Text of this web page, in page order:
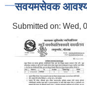
सवयमसेवक
Submitted on: Wed,